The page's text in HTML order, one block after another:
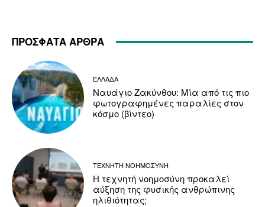
ΠΡΟΣΦΑΤΑ ΑΡΘΡΑ
ΕΛΛΑΔΑ
Ναυάγιο Ζακύνθου: Μία από τις πιο
φωτογραφημένες παραλίες στον
κόσμο (βίντεο)
ΤΕΧΝΗΤΗ ΝΟΗΜΟΣΥΝΗ
Η τεχνητή νοημοσύνη προκαλεί
αύξηση της φυσικής ανθρώπινης
ηλιθιότητας;